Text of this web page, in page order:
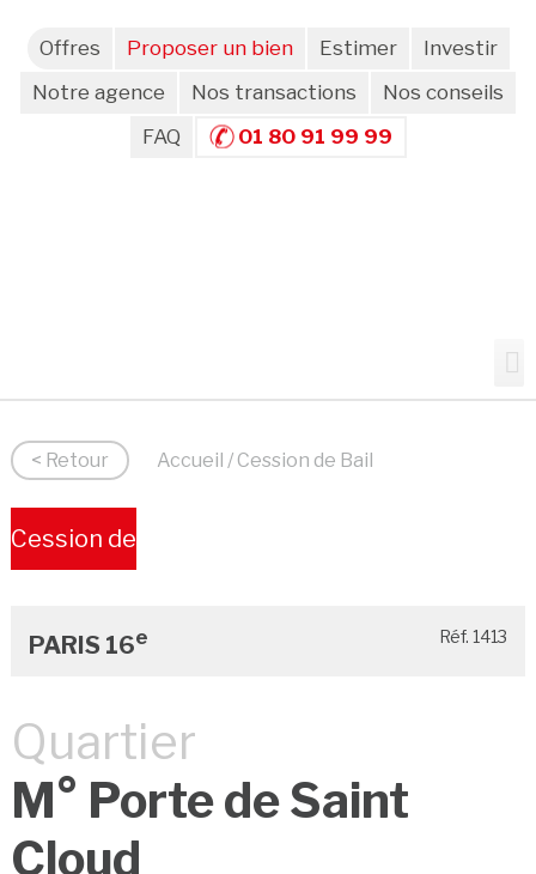
Offres Proposer un bien Estimer
Investir
Notre agence
Nos transactions
Nos conseils
FAQ
01 80 91 99 99
< Retour Accueil / Cession de Bail
Cession de
PARIS 16e Réf. 1413
Quartier
M° Porte de Saint
Cloud